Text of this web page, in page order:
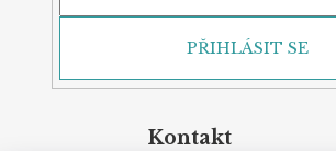
PŘIHLÁSIT SE
Kontakt